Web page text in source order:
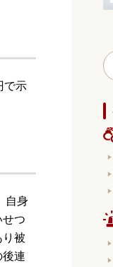
で示
自身
つ
被
連